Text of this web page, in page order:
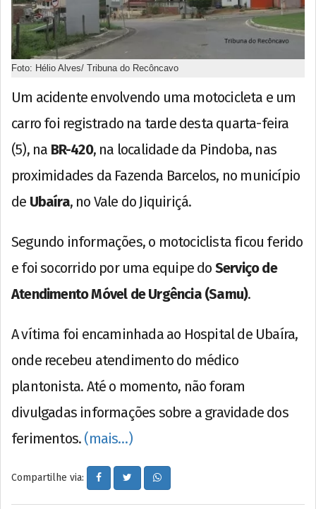
Foto: Hélio Alves/ Tribuna do Recôncavo
Um acidente envolvendo uma motocicleta e um
carro foi registrado na tarde desta quarta-feira
(5), na BR-420, na localidade da Pindoba, nas
proximidades da Fazenda Barcelos, no município
de Ubaíra, no Vale do Jiquiriçá.
Segundo informações, o motociclista ficou ferido
e foi socorrido por uma equipe do Serviço de
Atendimento Móvel de Urgência (Samu).
A vítima foi encaminhada ao Hospital de Ubaíra,
onde recebeu atendimento do médico
plantonista. Até o momento, não foram
divulgadas informações sobre a gravidade dos
ferimentos. (mais…)
Compartilhe via: